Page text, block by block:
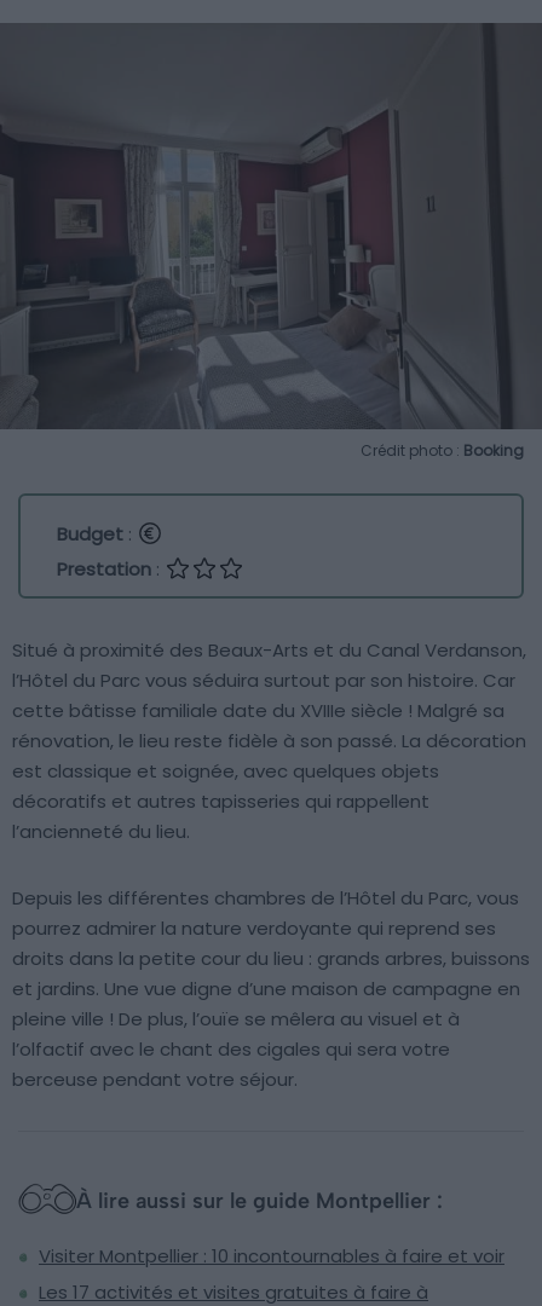
Crédit photo : Booking
Budget :
Prestation :
Situé à proximité des Beaux-Arts et du Canal Verdanson,
l’Hôtel du Parc vous séduira surtout par son histoire. Car
cette bâtisse familiale date du XVIIIe siècle ! Malgré sa
rénovation, le lieu reste fidèle à son passé. La décoration
est classique et soignée, avec quelques objets
décoratifs et autres tapisseries qui rappellent
l’ancienneté du lieu.
Depuis les différentes chambres de l’Hôtel du Parc, vous
pourrez admirer la nature verdoyante qui reprend ses
droits dans la petite cour du lieu : grands arbres, buissons
et jardins. Une vue digne d’une maison de campagne en
pleine ville ! De plus, l’ouïe se mêlera au visuel et à
l’olfactif avec le chant des cigales qui sera votre
berceuse pendant votre séjour.
À lire aussi sur le guide Montpellier :
Visiter Montpellier : 10 incontournables à faire et voir
Les 17 activités et visites gratuites à faire à